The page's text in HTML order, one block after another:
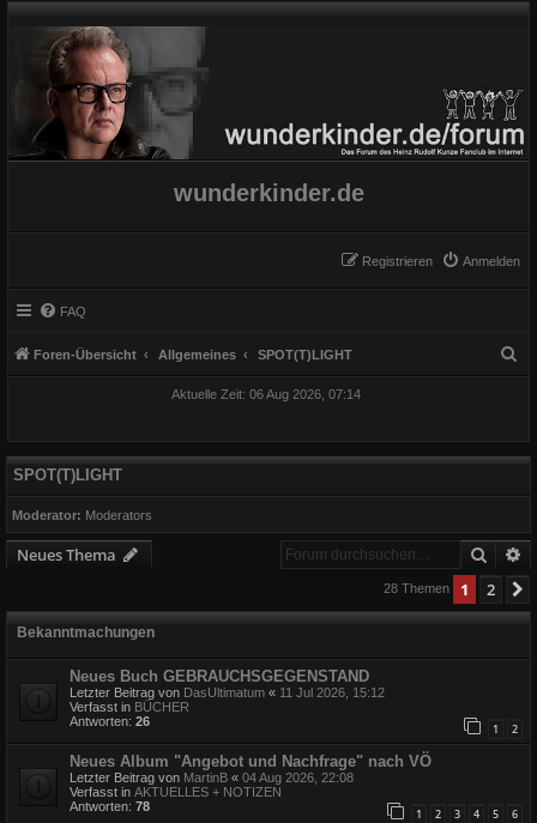
wunderkinder.de
Anmelden
Registrieren
FAQ
Foren-Übersicht Allgemeines SPOT(T)LIGHT
Aktuelle Zeit: 06 Aug 2026, 07:14
SPOT(T)LIGHT
Moderator: Moderators
Neues Thema Suche
28 Themen 1 2
Bekanntmachungen
Neues Buch GEBRAUCHSGEGENSTAND
Letzter Beitrag von DasUltimatum « 11 Jul 2026, 15:12
Verfasst in BÜCHER
Antworten: 26 1 2
Neues Album "Angebot und Nachfrage" nach VÖ
Letzter Beitrag von MartinB « 04 Aug 2026, 22:08
Verfasst in AKTUELLES + NOTIZEN
Antworten: 78 1 2 3 4 5 6